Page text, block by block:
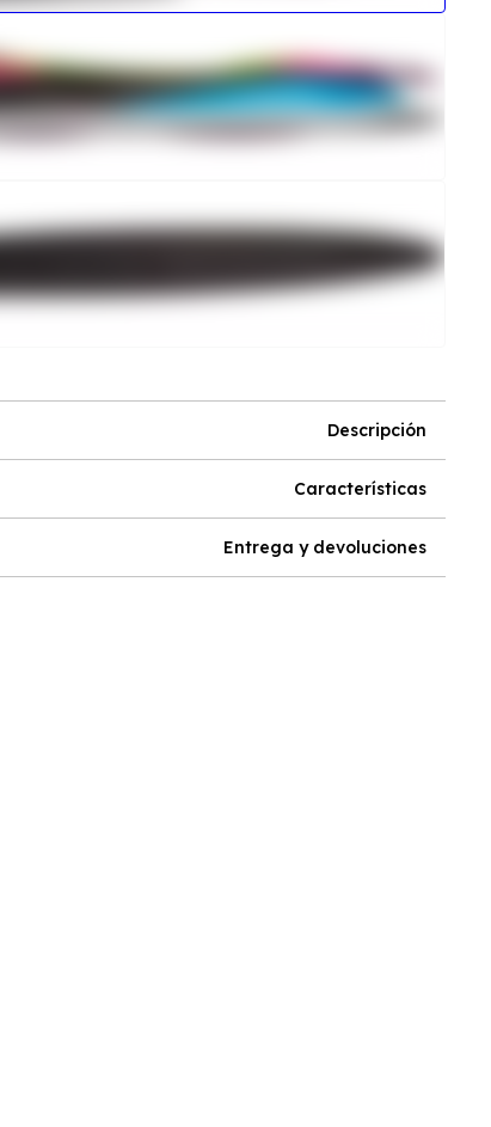
Descripción
Características
Entrega y devoluciones